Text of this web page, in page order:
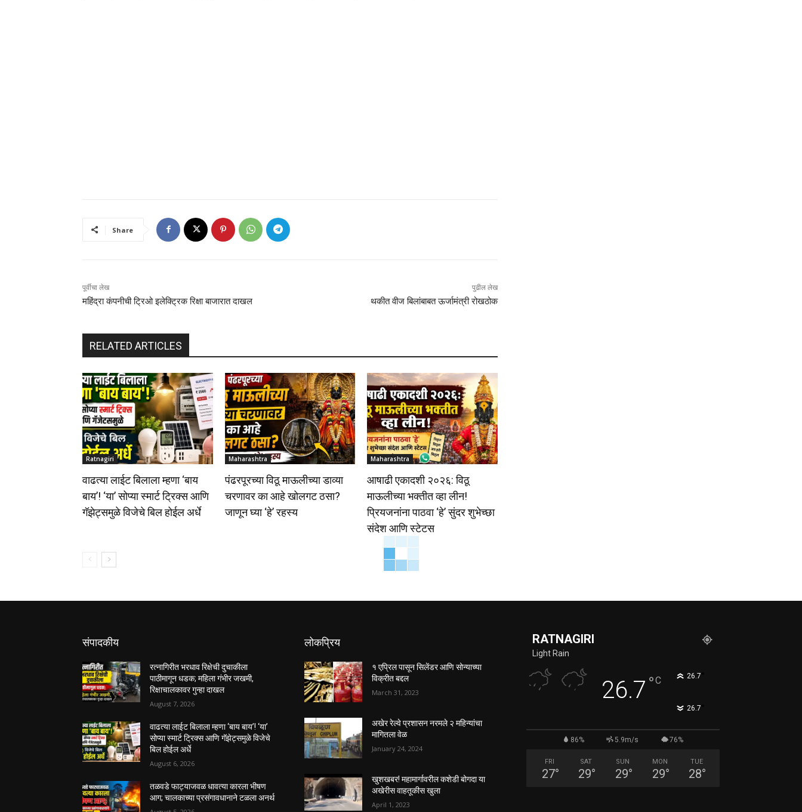
Share
पूर्वीचा लेख
महिंद्रा कंपनीची ट्रिओ इलेक्ट्रिक रिक्षा बाजारात दाखल
पुढील लेख
थकीत वीज बिलांबाबत ऊर्जामंत्री रोखठोक
RELATED ARTICLES
Ratnagiri
वाढत्या लाईट बिलाला म्हणा ‘बाय
बाय’! ‘या’ सोप्या स्मार्ट ट्रिक्स आणि
गॅझेट्समुळे विजेचे बिल होईल अर्धे
Maharashtra
पंढरपूरच्या विठू माऊलीच्या डाव्या
चरणावर का आहे खोलगट ठसा?
जाणून घ्या ‘हे’ रहस्य
Maharashtra
आषाढी एकादशी २०२६: विठू
माऊलीच्या भक्तीत व्हा लीन!
प्रियजनांना पाठवा ‘हे’ सुंदर शुभेच्छा
संदेश आणि स्टेटस
संपादकीय
रत्नागिरीत भरधाव रिक्षेची दुचाकीला
पाठीमागून धडक; महिला गंभीर जखमी,
रिक्षाचालकावर गुन्हा दाखल
August 7, 2026
वाढत्या लाईट बिलाला म्हणा ‘बाय बाय’! ‘या’
सोप्या स्मार्ट ट्रिक्स आणि गॅझेट्समुळे विजेचे
बिल होईल अर्धे
August 6, 2026
तळवडे फाट्याजवळ धावत्या कारला भीषण
आग; चालकाच्या प्रसंगावधानाने टळला अनर्थ
लोकप्रिय
१ एप्रिल पासून सिलेंडर आणि सोन्याच्या
विक्रीत बद्दल
March 31, 2023
अखेर रेल्वे प्रशासन नरमले २ महिन्यांचा
मागितला वेळ
January 24, 2024
खुशखबर! महामार्गावरील कशेडी बोगदा या
अखेरीस वाहतूकीस खुला
April 1, 2023
RATNAGIRI
Light Rain
26.7 °C 26.7
26.7
86% 5.9m/s 76%
FRI
27°
SAT
29°
SUN
29°
MON
29°
TUE
28°